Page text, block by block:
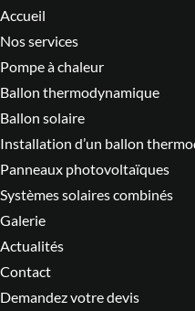
Accueil
Nos services
Pompe à chaleur
Ballon thermodynamique
Ballon solaire
Installation d’un ballon
Panneaux photovoltaïques
Systèmes solaires combinés
Galerie
Actualités
Contact
Demandez votre devis